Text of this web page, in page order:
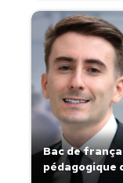
Bac de
pédagogique